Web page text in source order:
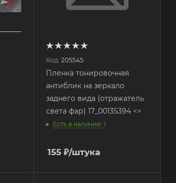
Код: 205545
Пленка тонировочная
антиблик на зеркало
заднего вида (отражатель
света фар) 17_00135394 <>
Есть в наличии: 1
155₽/штука